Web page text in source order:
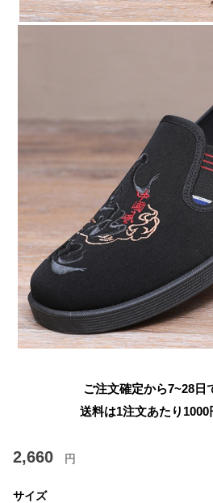
ご注文確定から7~28日
送料は1注文あたり 1000
2,660 円
サイズ